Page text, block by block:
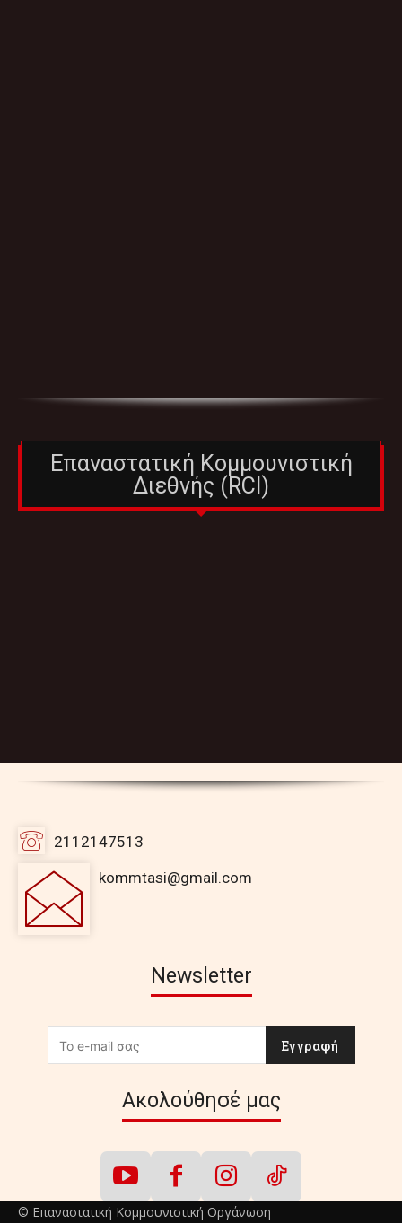
Επαναστατική Κομμουνιστική
Διεθνής (RCI)
2112147513
kommtasi@gmail.com
Newsletter
Εγγραφή
Ακολούθησέ μας
© Επαναστατική Κομμουνιστική Οργάνωση